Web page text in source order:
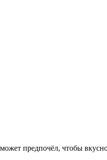
предпочёл, чтобы